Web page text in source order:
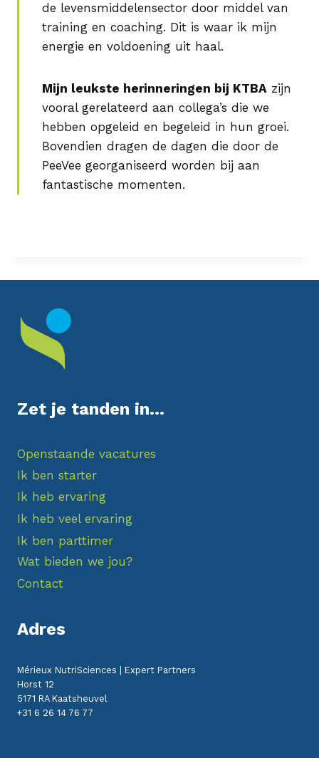
de levensmiddelensector door middel van
training en coaching. Dit is waar ik mijn
energie en voldoening uit haal.
Mijn leukste herinneringen bij KTBA zijn
vooral gerelateerd aan collega’s die we
hebben opgeleid en begeleid in hun groei.
Bovendien dragen de dagen die door de
PeeVee georganiseerd worden bij aan
fantastische momenten.
Zet je tanden in...
Openstaande vacatures
Ik ben starter
Ik heb ervaring
Ik heb veel ervaring
Ik ben parttimer
Wat bieden we jou?
Contact
Adres
Mérieux NutriSciences | Expert Partners
Horst 12
5171 RA Kaatsheuvel
+31 6 26 14 76 77